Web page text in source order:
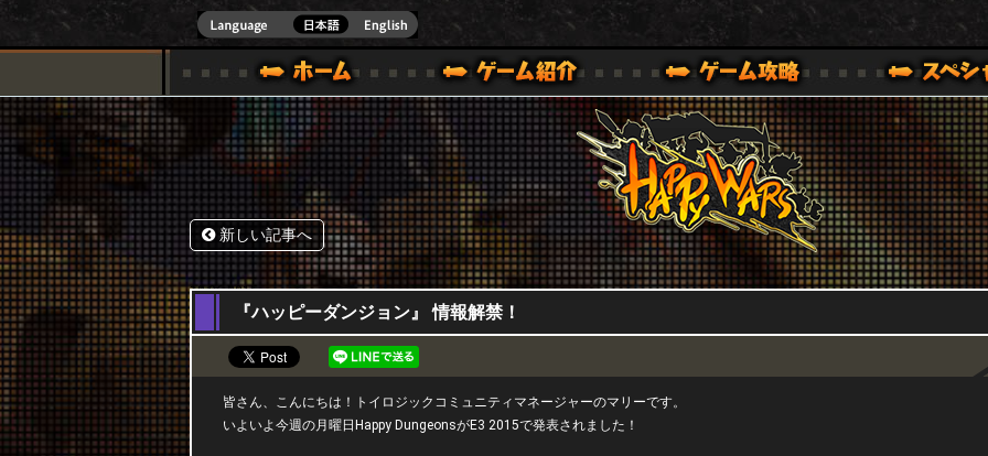
HappyWars
)公式サイト [ XBOX 360,XBOX ONE VER.]
ゲームガイド
スペシャル｜HAPPY WARS(ハッピーウォーズ)公式サイト [ XBOX 360,XBOX ONE VER.]
サポート | HAPPY WARS(ハッピーウォーズ)公式サイト [ XBOX 360,XBOX ONE VER.]
新しい記事へ
18,06,2015
『ハッピーダンジョン』 情報解禁！
皆さん、こんにちは！トイロジックコミュニティマネージャーのマリーです。
いよいよ今週の月曜日Happy DungeonsがE3 2015で発表されました！